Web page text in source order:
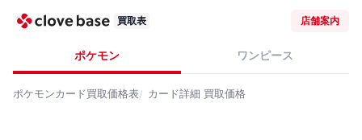
買取表 店舗案内
ポケモン ワンピース
ポケモンカード買取価格表 カード詳細 買取価格